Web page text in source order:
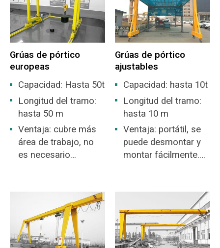
Grúas de pórtico
europeas
Capacidad: Hasta 50t
Longitud del tramo:
hasta 50 m
Ventaja: cubre más
área de trabajo, no
es necesario
Grúas de pórtico
ajustables
Capacidad: hasta 10t
Longitud del tramo:
hasta 10 m
Ventaja: portátil, se
puede desmontar y
montar fácilmente.